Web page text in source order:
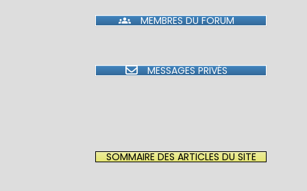
MEMBRES DU FORUM
MESSAGES PRIVÉS
SOMMAIRE DES ARTICLES DU SITE